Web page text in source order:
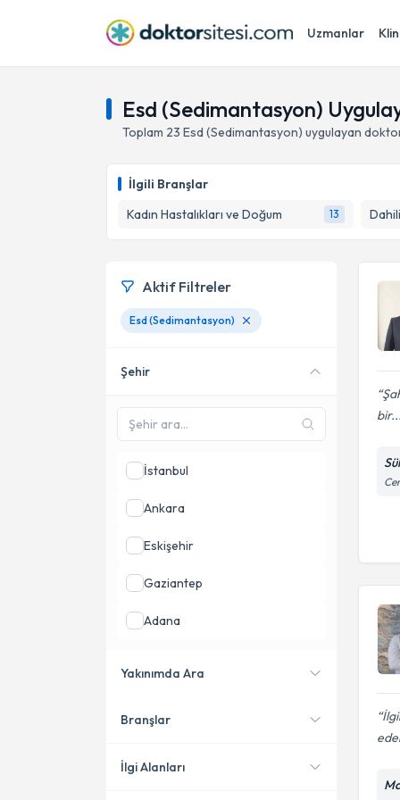
Uzmanlar
Esd (Sedimantasyon)
Toplam 23 Esd (Sedimantasyon) uygulayan
İlgili Branşlar
Kadın Hastalıkları ve Doğum
13
bir...
Aktif Filtreler
Esd (Sedimantasyon)
Şehir
İstanbul
Ankara
Eskişehir
Gaziantep
Adana
Yakınımda Ara
Konumuma yakın uzmanları
Branşlar
İlgi Alanları